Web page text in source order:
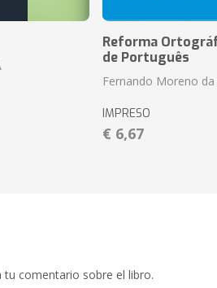
Reforma
de Português
Fernando Moreno da
IMPRESO
€ 6,67
tu comentario sobre el libro.